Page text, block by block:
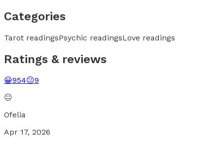
Categories
Tarot readingsPsychic readingsLove readings
Ratings & reviews
😀954😐9
😐
Ofelia
Apr 17, 2026